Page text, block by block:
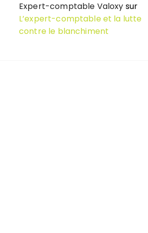
Expert-comptable Valoxy sur
L’expert-comptable et la lutte
contre le blanchiment